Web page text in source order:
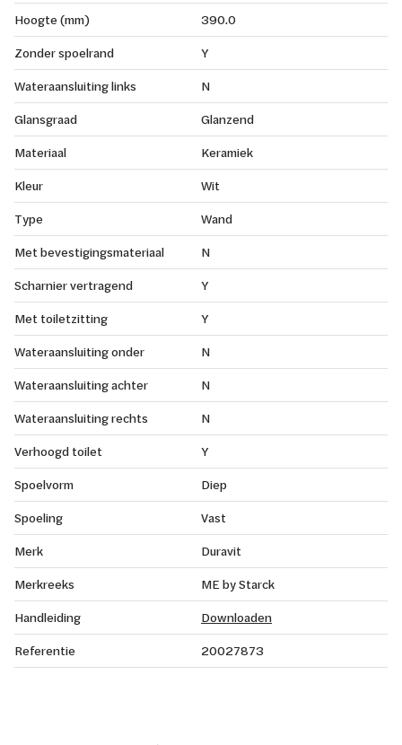
Hoogte (mm)
390.0
Zonder spoelrand
Y
Wateraansluiting links
N
Glansgraad
Glanzend
Materiaal
Keramiek
Kleur
Wit
Type
Wand
Met bevestigingsmateriaal
N
Scharnier vertragend
Y
Met toiletzitting
Y
Wateraansluiting onder
N
Wateraansluiting achter
N
Wateraansluiting rechts
N
Verhoogd toilet
Y
Spoelvorm
Diep
Spoeling
Vast
Merk
Duravit
Merkreeks
ME by Starck
Handleiding
Downloaden
Referentie
20027873